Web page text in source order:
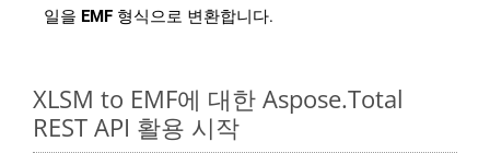
일을 EMF 형식으로 변환합니다.
XLSM to EMF에 대한 Aspose.Total
REST API 활용 시작